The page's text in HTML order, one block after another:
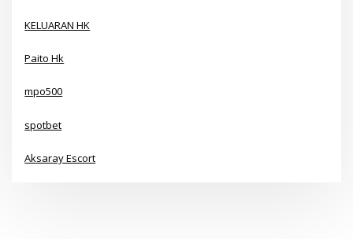
KELUARAN HK
Paito Hk
mpo500
spotbet
Aksaray Escort